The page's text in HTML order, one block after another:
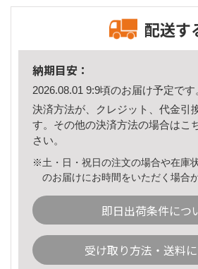
配送す
納期目安：
2026.08.01 9:9頃のお届け予定です
決済方法が、クレジット、代金引
す。その他の決済方法の場合はこ
さい。
※土・日・祝日の注文の場合や在庫
のお届けにお時間をいただく場合
即日出荷条件につ
受け取り方法・送料